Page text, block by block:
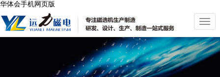
华体会手机网页版
切
换
导
航